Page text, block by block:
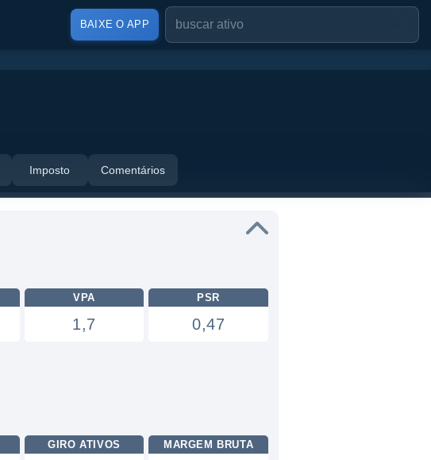
BAIXE O APP
Imposto Comentários
VPA
1,7
PSR
0,47
GIRO ATIVOS MARGEM BRUTA